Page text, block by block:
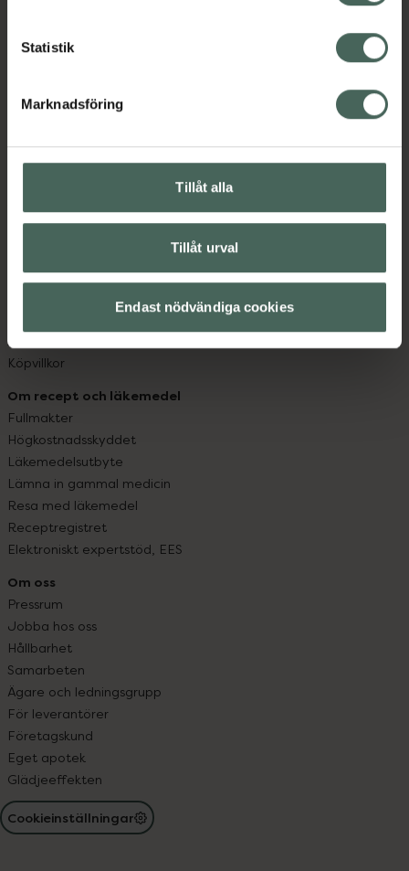
Statistik
Marknadsföring
Tillåt alla
Tillåt urval
Endast nödvändiga cookies
syd till Lappland i norr, och online i mobilen och på
hjälpa just dig att må lite bättre. Välkommen att prata
Kundservice
Vanliga frågor
Leverans, betalning och retur
App
Köpvillkor
Om recept och läkemedel
Fullmakter
Högkostnadsskyddet
Läkemedelsutbyte
Lämna in gammal medicin
Resa med läkemedel
Receptregistret
Elektroniskt expertstöd, EES
Om oss
Pressrum
Jobba hos oss
Hållbarhet
Samarbeten
Ägare och ledningsgrupp
För leverantörer
Företagskund
Eget apotek
Glädjeeffekten
Cookieinställningar